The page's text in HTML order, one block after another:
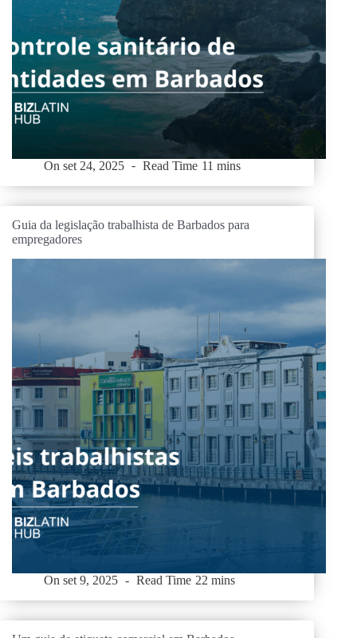
On set 24, 2025 Read Time 11 mins
Guia da legislação trabalhista de Barbados para
empregadores
On set 9, 2025 Read Time 22 mins